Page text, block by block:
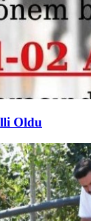
Oldu